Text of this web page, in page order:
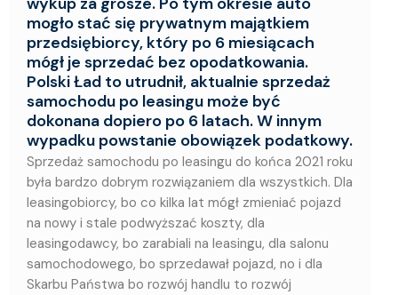
mogło stać się prywatnym majątkiem
przedsiębiorcy, który po 6 miesiącach
mógł je sprzedać bez opodatkowania.
Polski Ład to utrudnił, aktualnie sprzedaż
samochodu po leasingu może być
dokonana dopiero po 6 latach. W innym
wypadku powstanie obowiązek podatkowy.
Sprzedaż samochodu po leasingu do końca 2021 roku
była bardzo dobrym rozwiązaniem dla wszystkich. Dla
leasingobiorcy, bo co kilka lat mógł zmieniać pojazd
na nowy i stale podwyższać koszty, dla
leasingodawcy, bo zarabiali na leasingu, dla salonu
samochodowego, bo sprzedawał pojazd, no i dla
Skarbu Państwa bo rozwój handlu to rozwój